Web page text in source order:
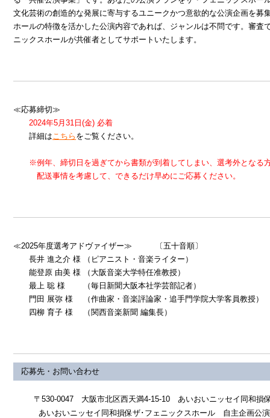
文化芸術の創造的な発展に寄与するユニークかつ意欲的な公演企画を募
ホールの特徴を活かした公演内容であれば、ジャンルは不問です。審査
ニックスホールが共催者としてサポートいたします。
≪応募締切≫
2024年5月31日(金) 必着
詳細は こちら をご覧ください。
※例年、締切日を過ぎてから書類が到着してしまい、選考外となる
配送事情を考慮して、できるだけ早めにご応募ください。
≪2025年度選考アドヴァイザー≫ 〔五十音順〕
長井 進之介 様 （ピアニスト・音楽ライター）
能登原 由美 様 （大阪音楽大学特任准教授）
最上 聡 様 （毎日新聞大阪本社学芸部記者）
門田 展弥 様 （作曲家・音楽評論家・追手門学院大学客員教授）
四柳 育子 様 （関西音楽新聞 編集長）
応募先・お問い合わせ
〒530-0047 大阪市北区西天満4-15-10 あいおいニッセイ同和損
あいおいニッセイ同和損保ザ･フェニックスホール 自主企画公